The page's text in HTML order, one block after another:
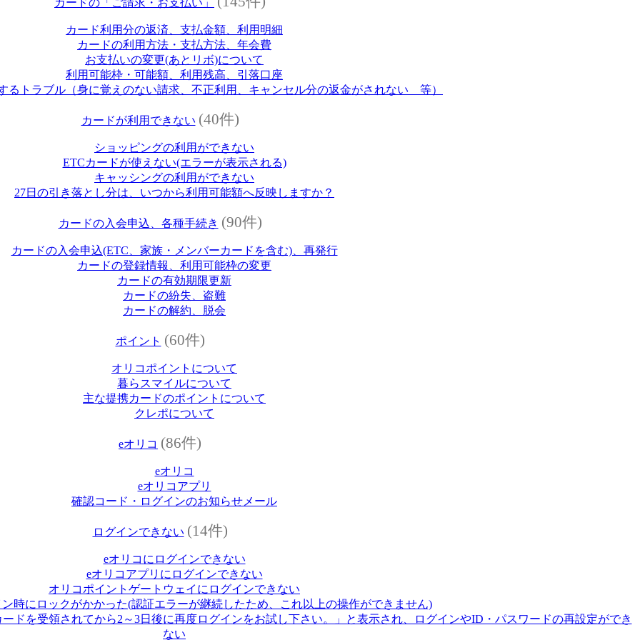
カードの「ご請求・お支払い」
カード利用分の返済、支払金額、利用明細
カードの利用方法・支払方法、年会費
お支払いの変更(あとリボ)について
利用可能枠・可能額、利用残高、引落口座
るトラブル（身に覚えのない請求、不正利用、キャンセル分の返金がされない 等）
カードが利用できない (40件)
ショッピングの利用ができない
ETCカードが使えない(エラーが表示される)
キャッシングの利用ができない
27日の引き落とし分は、いつから利用可能額へ反映しますか？
カードの入会申込、各種手続き (90件)
カードの入会申込(ETC、家族・メンバーカードを含む)、再発行
カードの登録情報、利用可能枠の変更
カードの有効期限更新
カードの紛失、盗難
カードの解約、脱会
ポイント (60件)
オリコポイントについて
暮らスマイルについて
主な提携カードのポイントについて
クレポについて
eオリコ (86件)
eオリコ
eオリコアプリ
確認コード・ログインのお知らせメール
ログインできない (14件)
eオリコにログインできない
eオリコアプリにログインできない
オリコポイントゲートウェイにログインできない
時にロックがかかった(認証エラーが継続したため、これ以上の操作ができません)
ドを受領されてから2～3日後に再度ログインをお試し下さい。」と表示され、ログインやID・パスワードの再設定ができ
ない